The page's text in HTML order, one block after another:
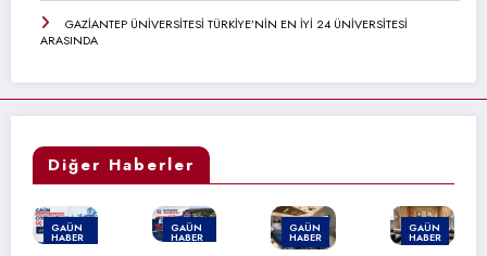
GAZİANTEP ÜNİVERSİTESİ TÜRKİYE’NİN EN İYİ 24 ÜNİVERSİTESİ
ARASINDA
Diğer Haberler
GAÜN
HABER
GAÜN
HABER
GAÜN
HABER
GAÜN
HABER